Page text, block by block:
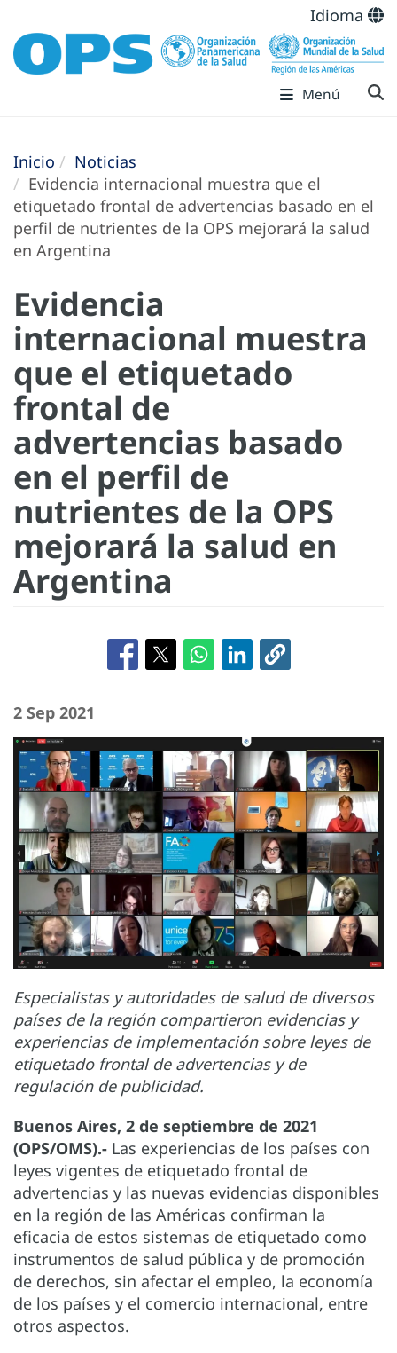
Idioma
Menú
Inicio
Noticias
Evidencia internacional muestra que el
etiquetado frontal de advertencias basado en el
perfil de nutrientes de la OPS mejorará la salud
en Argentina
Evidencia
internacional muestra
que el etiquetado
frontal de
advertencias basado
en el perfil de
nutrientes de la OPS
mejorará la salud en
Argentina
2 Sep 2021
Especialistas y autoridades de salud de diversos
países de la región compartieron evidencias y
experiencias de implementación sobre leyes de
etiquetado frontal de advertencias y de
regulación de publicidad.
Buenos Aires, 2 de septiembre de 2021
(OPS/OMS).- Las experiencias de los países con
leyes vigentes de etiquetado frontal de
advertencias y las nuevas evidencias disponibles
en la región de las Américas confirman la
eficacia de estos sistemas de etiquetado como
instrumentos de salud pública y de promoción
de derechos, sin afectar el empleo, la economía
de los países y el comercio internacional, entre
otros aspectos.